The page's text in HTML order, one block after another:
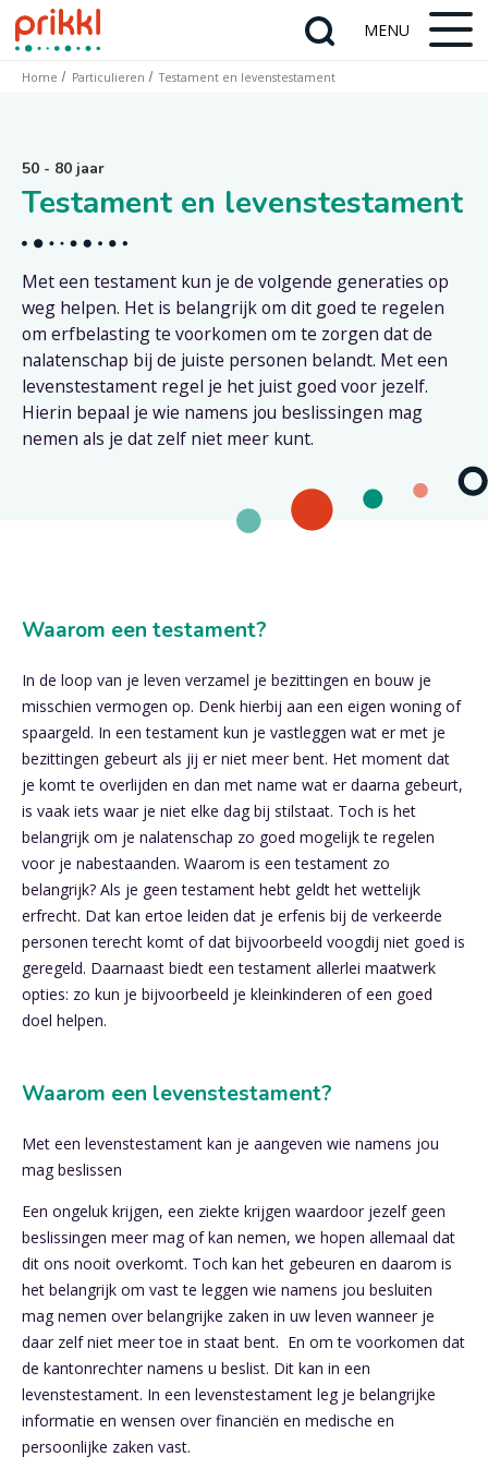
Home Particulieren Testament en levenstestament
50 - 80 jaar
Testament en levenstestament
Met een testament kun je de volgende generaties op
weg helpen. Het is belangrijk om dit goed te regelen
om erfbelasting te voorkomen om te zorgen dat de
nalatenschap bij de juiste personen belandt. Met een
levenstestament regel je het juist goed voor jezelf.
Hierin bepaal je wie namens jou beslissingen mag
nemen als je dat zelf niet meer kunt.
Waarom een testament?
In de loop van je leven verzamel je bezittingen en bouw je
misschien vermogen op. Denk hierbij aan een eigen woning of
spaargeld. In een testament kun je vastleggen wat er met je
bezittingen gebeurt als jij er niet meer bent. Het moment dat
je komt te overlijden en dan met name wat er daarna gebeurt,
is vaak iets waar je niet elke dag bij stilstaat. Toch is het
belangrijk om je nalatenschap zo goed mogelijk te regelen
voor je nabestaanden. Waarom is een testament zo
belangrijk? Als je geen testament hebt geldt het wettelijk
erfrecht. Dat kan ertoe leiden dat je erfenis bij de verkeerde
personen terecht komt of dat bijvoorbeeld voogdij niet goed is
geregeld. Daarnaast biedt een testament allerlei maatwerk
opties: zo kun je bijvoorbeeld je kleinkinderen of een goed
doel helpen.
Waarom een levenstestament?
Met een levenstestament kan je aangeven wie namens jou
mag beslissen
Een ongeluk krijgen, een ziekte krijgen waardoor jezelf geen
beslissingen meer mag of kan nemen, we hopen allemaal dat
dit ons nooit overkomt. Toch kan het gebeuren en daarom is
het belangrijk om vast te leggen wie namens jou besluiten
mag nemen over belangrijke zaken in uw leven wanneer je
daar zelf niet meer toe in staat bent. En om te voorkomen dat
de kantonrechter namens u beslist. Dit kan in een
levenstestament. In een levenstestament leg je belangrijke
informatie en wensen over financiën en medische en
persoonlijke zaken vast.